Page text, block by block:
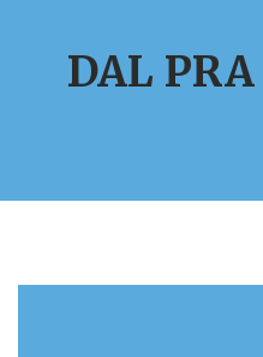
DAL